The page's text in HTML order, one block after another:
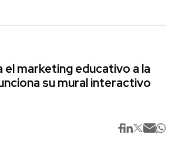
el marketing educativo a la
su mural interactivo